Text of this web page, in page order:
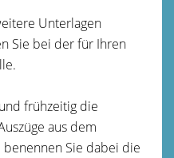
Unterlagen
Sie bei der für Ihren
frühzeitig die
aus dem
Sie dabei die